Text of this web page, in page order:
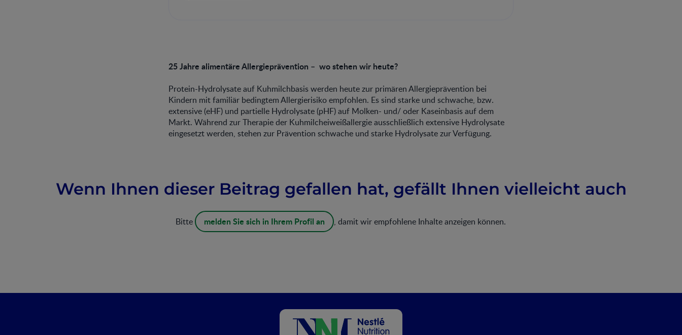
25 Jahre alimentäre Allergieprävention – wo stehen wir heute?
Protein-Hydrolysate auf Kuhmilchbasis werden heute zur primären Allergieprävention bei
Kindern mit familiär bedingtem Allergierisiko empfohlen. Es sind starke und schwache, bzw.
extensive (eHF) und partielle Hydrolysate (pHF) auf Molken- und/ oder Kaseinbasis auf dem
Markt. Während zur Therapie der Kuhmilcheiweißallergie ausschließlich extensive Hydrolysate
eingesetzt werden, stehen zur Prävention schwache und starke Hydrolysate zur Verfügung.
Wenn Ihnen dieser Beitrag gefallen hat, gefällt Ihnen vielleicht auch
Bitte melden Sie sich in Ihrem Profil an , damit wir empfohlene Inhalte anzeigen können.